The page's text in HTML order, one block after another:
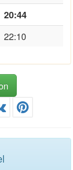
20:44
22:10